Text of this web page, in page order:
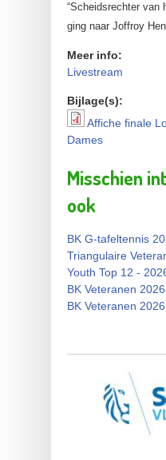
“Scheidsrechter van
ging naar Joffroy
Meer info:
Livestream
Bijlage(s):
Affiche
2026 Heren
Affiche finale
Dames
Misschien
ook
BK G-tafeltennis
Triangulaire
Youth Top 12 -
BK Veteranen 2026
BK Veteranen 2026